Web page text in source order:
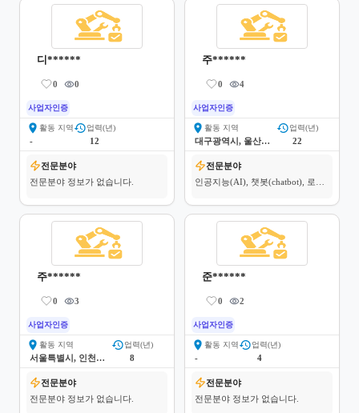
디******
0 0
사업자인증
활동 지역
-
업력(년)
12
전문분야
전문분야 정보가 없습니다.
주******
0 4
사업자인증
활동 지역
대구광역시, 울산광역시, 경상북도, 서울특별시
업력(년)
22
전문분야
인공지능(AI), 챗봇(chatbot), 로봇
플랫폼, 빅데이터(BigData), 기타
지식정보 플랫폼, 기타 정보화 플
주******
0 3
사업자인증
활동 지역
서울특별시, 인천광역시, 대전광역시, 경기도, 충청북도, 충청남도
업력(년)
8
전문분야
전문분야 정보가 없습니다.
준******
0 2
사업자인증
활동 지역
-
업력(년)
4
전문분야
전문분야 정보가 없습니다.